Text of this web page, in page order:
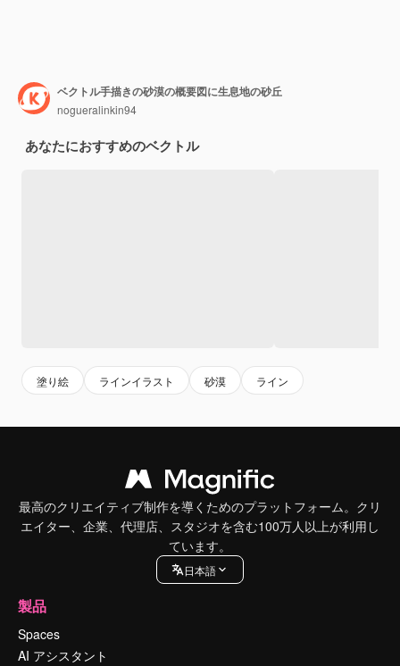
ベクトル手描きの砂漠の概要図に生息地の砂丘
nogueralinkin94
あなたにおすすめのベクトル
塗り絵 ラインイラスト 砂漠 ライン
最高のクリエイティブ制作を導くためのプラットフォーム。クリ
エイター、企業、代理店、スタジオを含む100万人以上が利用し
ています。
日本語
製品
Spaces
AI アシスタント